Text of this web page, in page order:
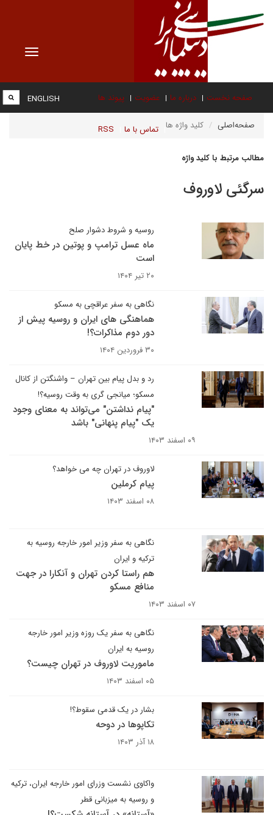
Toggle
صفحه نخست درباره ما عضویت پیوند ها
تماس با ما RSS
ENGLISH
صفحه‌اصلی کلید واژه ها
مطالب مرتبط با کلید واژه
سرگئی لاوروف
روسیه و شروط دشوار صلح
ماه عسل ترامپ و پوتین در خط پایان
است
۲۰ تیر ۱۴۰۴
نگاهی به سفر عراقچی به مسکو
هماهنگی های ایران و روسیه پیش از
دور دوم مذاکرات؟!
۳۰ فروردین ۱۴۰۴
رد و بدل پیام بین تهران – واشنگتن از کانال
مسکو؛ میانجی گری به وقت روسیه؟!
"پیام نداشتن" می‌تواند به معنای وجود
یک "پیام پنهانی" باشد
۰۹ اسفند ۱۴۰۳
لاوروف در تهران چه می خواهد؟
پیام کرملین
۰۸ اسفند ۱۴۰۳
نگاهی به سفر وزیر امور خارجه روسیه به
ترکیه و ایران
هم راستا کردن تهران و آنکارا در جهت
منافع مسکو
۰۷ اسفند ۱۴۰۳
نگاهی به سفر یک روزه وزیر امور خارجه
روسیه به ایران
ماموریت لاوروف در تهران چیست؟
۰۵ اسفند ۱۴۰۳
بشار در یک قدمی سقوط؟!
تکاپوها در دوحه
۱۸ آذر ۱۴۰۳
واکاوی نشست وزرای امور خارجه ایران، ترکیه
و روسیه به میزبانی قطر